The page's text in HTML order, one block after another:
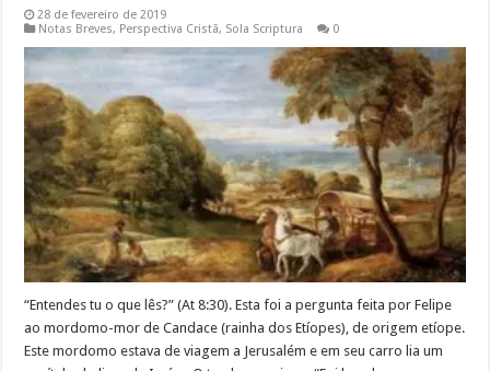
28 de fevereiro de 2019
Notas Breves, Perspectiva Cristã, Sola Scriptura 0
“Entendes tu o que lês?” (At 8:30). Esta foi a pergunta feita por Felipe
ao mordomo-mor de Candace (rainha dos Etíopes), de origem etíope.
Este mordomo estava de viagem a Jerusalém e em seu carro lia um